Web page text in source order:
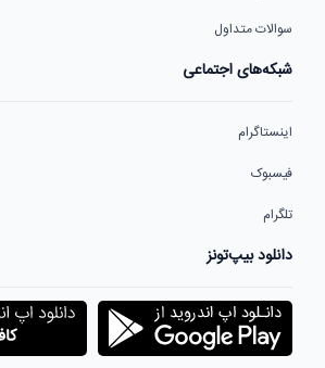
سوالات متداول
شبکه‌های اجتماعی
اینستاگرام
فیسبوک
تلگرام
دانلود بیپ‌تونز